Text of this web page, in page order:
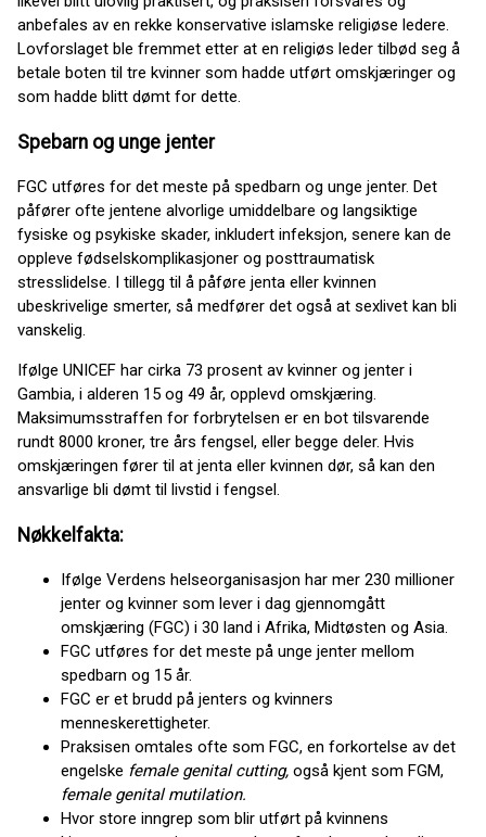
anbefales av en rekke konservative islamske religiøse ledere.
Lovforslaget ble fremmet etter at en religiøs leder tilbød seg å
betale boten til tre kvinner som hadde utført omskjæringer og
som hadde blitt dømt for dette.
Spebarn og unge jenter
FGC utføres for det meste på spedbarn og unge jenter. Det
påfører ofte jentene alvorlige umiddelbare og langsiktige
fysiske og psykiske skader, inkludert infeksjon, senere kan de
oppleve fødselskomplikasjoner og posttraumatisk
stresslidelse. I tillegg til å påføre jenta eller kvinnen
ubeskrivelige smerter, så medfører det også at sexlivet kan bli
vanskelig.
Ifølge UNICEF har cirka 73 prosent av kvinner og jenter i
Gambia, i alderen 15 og 49 år, opplevd omskjæring.
Maksimumsstraffen for forbrytelsen er en bot tilsvarende
rundt 8000 kroner, tre års fengsel, eller begge deler. Hvis
omskjæringen fører til at jenta eller kvinnen dør, så kan den
ansvarlige bli dømt til livstid i fengsel.
Nøkkelfakta:
Ifølge Verdens helseorganisasjon har mer 230 millioner
jenter og kvinner som lever i dag gjennomgått
omskjæring (FGC) i 30 land i Afrika, Midtøsten og Asia.
FGC utføres for det meste på unge jenter mellom
spedbarn og 15 år.
FGC er et brudd på jenters og kvinners
menneskerettigheter.
Praksisen omtales ofte som FGC, en forkortelse av det
engelske female genital cutting, også kjent som FGM,
female genital mutilation.
Hvor store inngrep som blir utført på kvinnens